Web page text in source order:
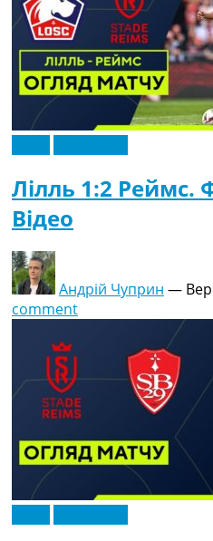
Лілль 1:2 Реймс.
Відео
Андрій Чуприн —
comment